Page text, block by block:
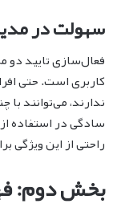
سهولت در
فعال‌سازی تایید دو
کاربری است. حتی
ندارند، می‌توانند
سادگی در استفاده
راحتی از این ویژگی
بخش دوم: